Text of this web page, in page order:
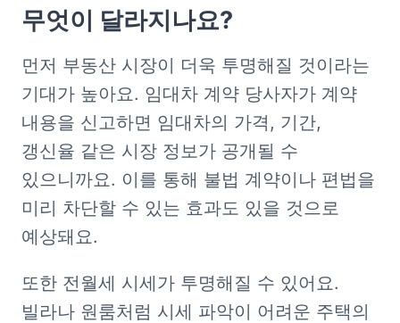
무엇이 달라지나요?
먼저 부동산 시장이 더욱 투명해질 것이라는
기대가 높아요. 임대차 계약 당사자가 계약
내용을 신고하면 임대차의 가격, 기간,
갱신율 같은 시장 정보가 공개될 수
있으니까요. 이를 통해 불법 계약이나 편법을
미리 차단할 수 있는 효과도 있을 것으로
예상돼요.
또한 전월세 시세가 투명해질 수 있어요.
빌라나 원룸처럼 시세 파악이 어려운 주택의